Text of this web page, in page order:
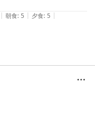
れも美味しかったです。カ
していただきました。
。本館から露天風呂まで
たです。ただ、ドライヤー
間に冷えました。
| 朝食: 5 | 夕食: 5 |